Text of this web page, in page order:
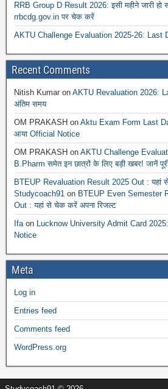
RRB Group D Result 2026: इसी महीने जारी हो
rrbcdg.gov.in पर चेक करें
AKTU Challenge Evaluation 2025-26: Last
Recent Comments
Nitish Kumar on AKTU Revaluation 2026:
अंतिम समय
OM PRAKASH on Aktu Exam Form Last
आया Official Notice
OM PRAKASH on AKTU Challenge
B.Pharm समेत इन छात्रों के लिए बड़ी खबर! जानें
BTEUP Revaluation Result 2025 Out : यहां
Studycoach91 on BTEUP Even Semester
Out : यहां से चेक करें अपना रिजल्ट
Ifaon Lucknow University Admit Card
Notice
Meta
Log in
Entries feed
Comments feed
WordPress.org